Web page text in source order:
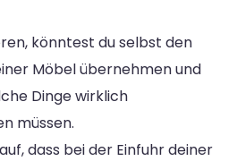
könntest du selbst den
Möbel übernehmen und
Dinge wirklich
müssen.
dass bei der Einfuhr deiner